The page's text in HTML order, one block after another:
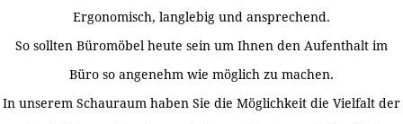
Ergonomisch, langlebig und ansprechend.
So sollten Büromöbel heute sein um Ihnen den Aufenthalt im
Büro so angenehm wie möglich zu machen.
In unserem Schauraum haben Sie die Möglichkeit die Vielfalt der